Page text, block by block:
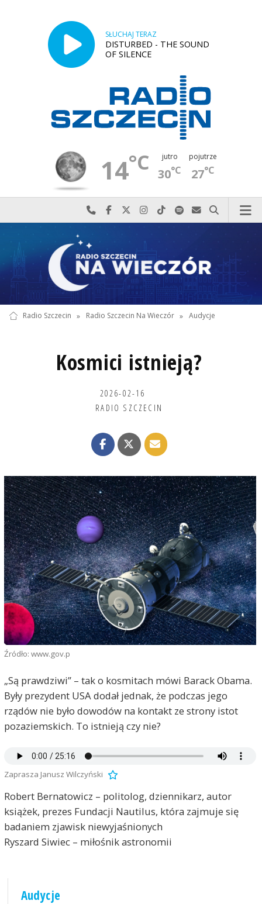
SŁUCHAJ TERAZ
DISTURBED - THE SOUND
OF SILENCE
14°C jutro
30°C
pojutrze
27°C
Najlepiej po prostu do nas zadzwoń
Odwiedź nas na Facebook-u
Odwiedź nas na X
Odwiedź nas na Instagram-ie
Odwiedź nas na TikTok-u
Szukaj nas na Spotify
Wyślij do nas
Szukaj
Radio Szczecin » Radio Szczecin Na Wieczór » Audycje
Kosmici istnieją?
2026-02-16
RADIO SZCZECIN
Źródło: www.gov.p
„Są prawdziwi” – tak o kosmitach mówi Barack Obama.
Były prezydent USA dodał jednak, że podczas jego
rządów nie było dowodów na kontakt ze strony istot
pozaziemskich. To istnieją czy nie?
Zaprasza Janusz Wilczyński
Robert Bernatowicz – politolog, dziennikarz, autor
książek, prezes Fundacji Nautilus, która zajmuje się
badaniem zjawisk niewyjaśnionych
Ryszard Siwiec – miłośnik astronomii
Audycje